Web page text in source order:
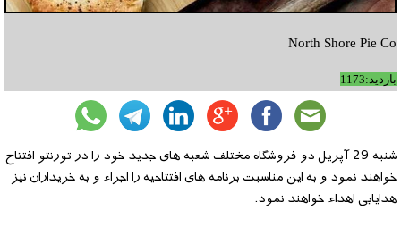
North Shore Pie Co
بازدید:1173
شنبه 29 آپریل دو فروشگاه مختلف شعبه های جدید خود را در تورنتو افتتاح
خواهند نمود و به این مناسبت برنامه های افتتاحیه را اجراء و به خریداران نیز
هدایایی اهداء خواهند نمود.